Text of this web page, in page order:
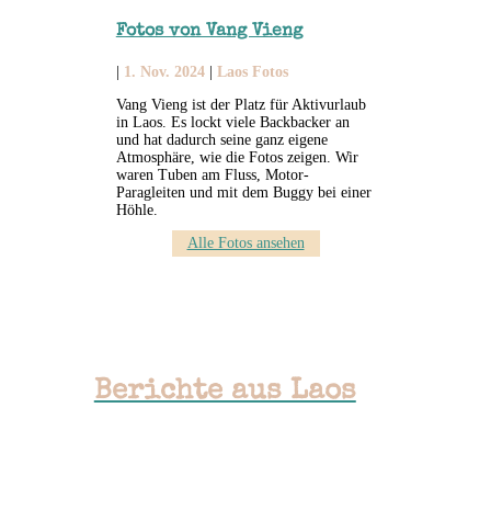
Fotos von Vang Vieng
1. Nov. 2024
Laos Fotos
Vang Vieng ist der Platz für Aktivurlaub
in Laos. Es lockt viele Backbacker an
und hat dadurch seine ganz eigene
Atmosphäre, wie die Fotos zeigen. Wir
waren Tuben am Fluss, Motor-
Paragleiten und mit dem Buggy bei einer
Höhle.
Alle Fotos ansehen
Berichte aus Laos